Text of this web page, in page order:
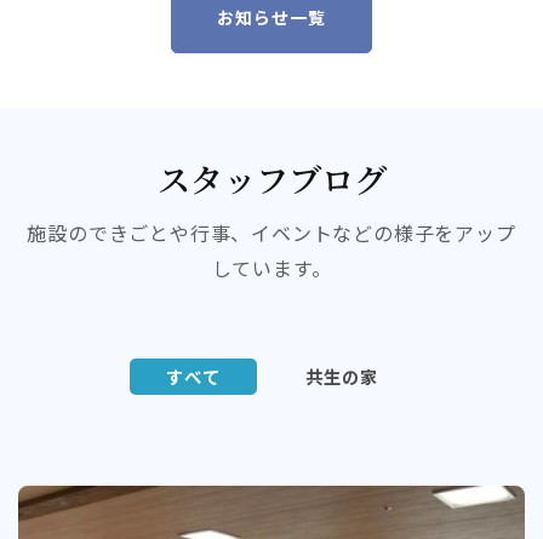
お知らせ一覧
スタッフブログ
施設のできごとや行事、イベントなどの様子をアップ
しています。
すべて 共生の家